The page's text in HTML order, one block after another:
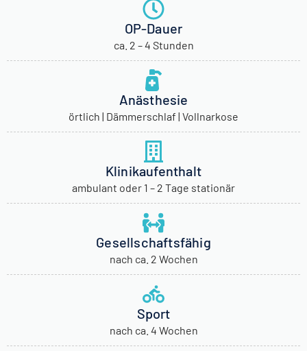
OP-Dauer
ca. 2 – 4 Stunden
Anästhesie
örtlich | Dämmerschlaf | Vollnarkose
Klinikaufenthalt
ambulant oder 1 – 2 Tage stationär
Gesellschaftsfähig
nach ca. 2 Wochen
Sport
nach ca. 4 Wochen